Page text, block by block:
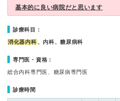
基本的に良い病院だと思います
診療科目：
消化器内科 、内科、糖尿病科
専門医・資格：
総合内科専門医、糖尿病専門医
診療時間